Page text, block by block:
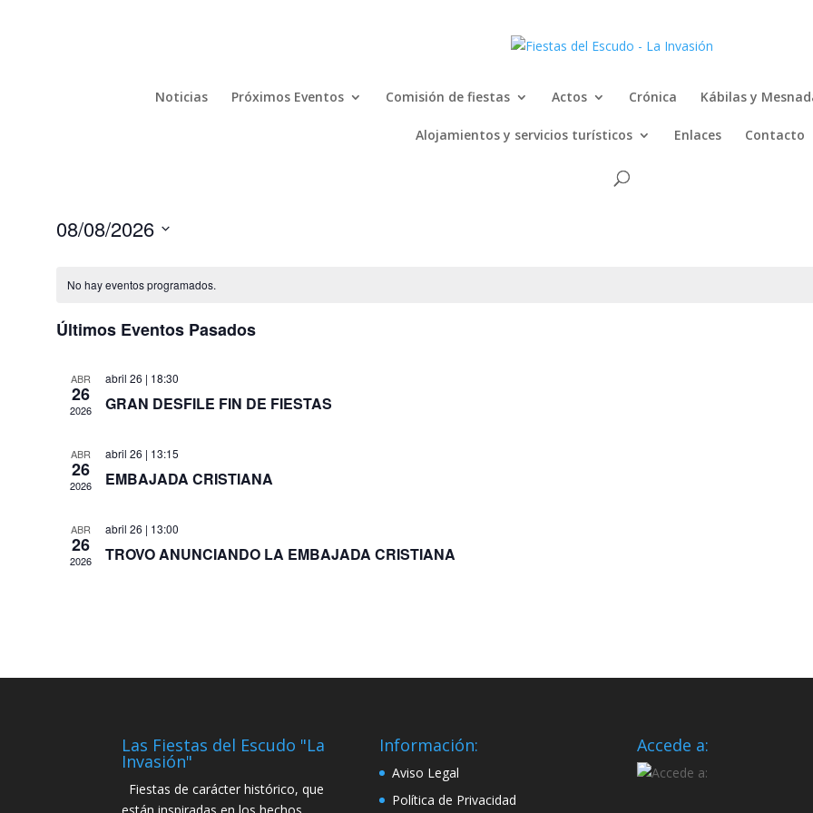
Noticias Próximos Eventos Comisión de fiestas Actos Crónica Kábilas y
Alojamientos y servicios turísticos Enlaces Contacto
08/08/2026
No hay eventos programados.
Últimos Eventos Pasados
ABR
26
2026
abril 26 | 18:30
GRAN DESFILE FIN DE FIESTAS
ABR
26
2026
abril 26 | 13:15
EMBAJADA CRISTIANA
ABR
26
2026
abril 26 | 13:00
TROVO ANUNCIANDO LA EMBAJADA CRISTIANA
Las Fiestas del Escudo "La
Invasión"
Fiestas de carácter histórico, que
están inspiradas en los hechos
Información:
Aviso Legal
Política de Privacidad
Accede a: